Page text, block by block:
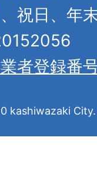
、祝日、年
者登録番
kashiwazaki